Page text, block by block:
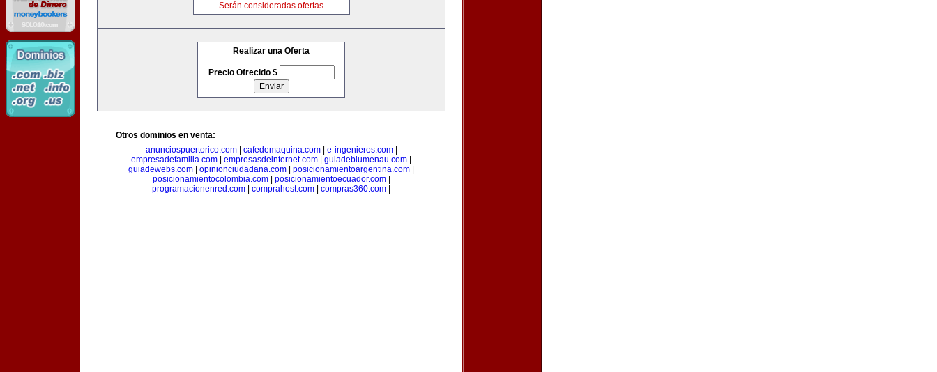
Serán consideradas ofertas
Realizar una Oferta
Precio Ofrecido $
Otros dominios en venta:
anunciospuertorico.com| cafedemaquina.com| e-ingenieros.com|
empresadefamilia.com
empresasdeinternet.com guiadeblumenau.com
guiadewebs.com
opinionciudadana.com posicionamientoargentina.com
posicionamientocolombia.com| posicionamientoecuador.com|
programacionenred.com
comprahost.com compras360.com